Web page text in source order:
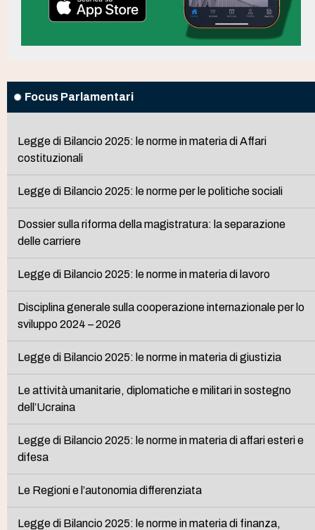
Focus Parlamentari
Legge di Bilancio 2025: le norme in materia di Affari
costituzionali
Legge di Bilancio 2025: le norme per le politiche sociali
Dossier sulla riforma della magistratura: la separazione
delle carriere
Legge di Bilancio 2025: le norme in materia di lavoro
Disciplina generale sulla cooperazione internazionale per lo
sviluppo 2024 – 2026
Legge di Bilancio 2025: le norme in materia di giustizia
Le attività umanitarie, diplomatiche e militari in sostegno
dell’Ucraina
Legge di Bilancio 2025: le norme in materia di affari esteri e
difesa
Le Regioni e l’autonomia differenziata
Legge di Bilancio 2025: le norme in materia di finanza,